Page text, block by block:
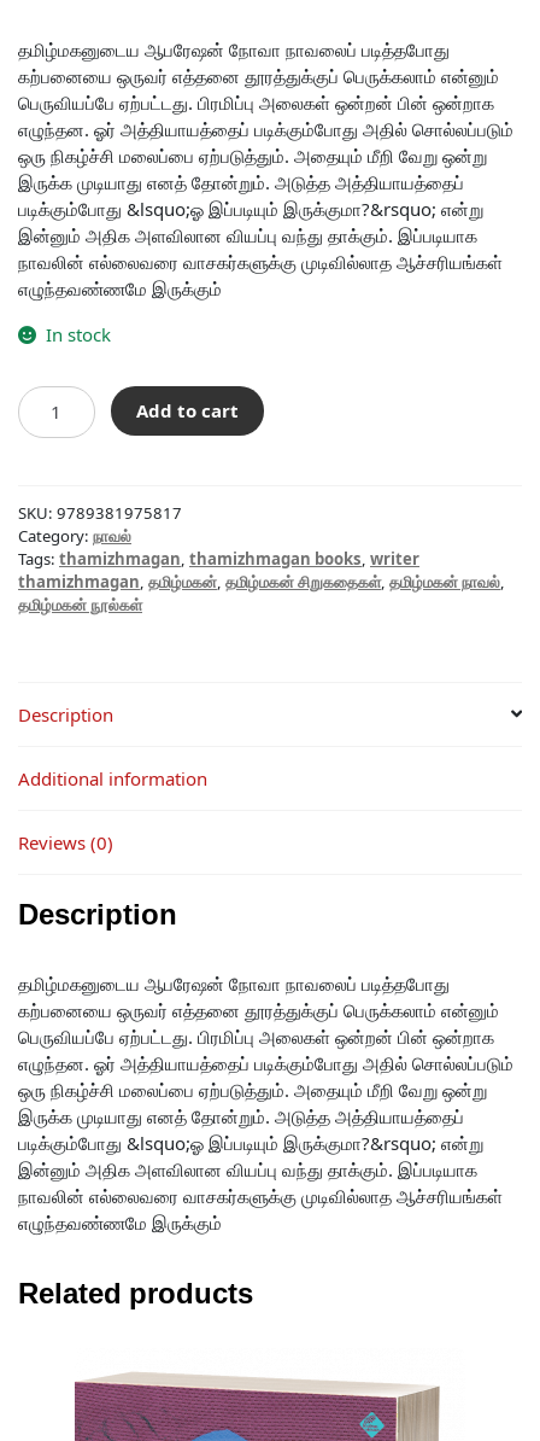
was:
₹150.00.
is:
₹135.00.
தமிழ்மகனுடைய ஆபரேஷன் நோவா நாவலைப் படித்தபோது
கற்பனையை ஒருவர் எத்தனை தூரத்துக்குப் பெருக்கலாம் என்னும்
பெருவியப்பே ஏற்பட்டது. பிரமிப்பு அலைகள் ஒன்றன் பின் ஒன்றாக
எழுந்தன. ஓர் அத்தியாயத்தைப் படிக்கும்போது அதில் சொல்லப்படும்
ஒரு நிகழ்ச்சி மலைப்பை ஏற்படுத்தும். அதையும் மீறி வேறு ஒன்று
இருக்க முடியாது எனத் தோன்றும். அடுத்த அத்தியாயத்தைப்
படிக்கும்போது &lsquo;ஓ இப்படியும் இருக்குமா?&rsquo; என்று
இன்னும் அதிக அளவிலான வியப்பு வந்து தாக்கும். இப்படியாக
நாவலின் எல்லைவரை வாசகர்களுக்கு முடிவில்லாத ஆச்சரியங்கள்
எழுந்தவண்ணமே இருக்கும்
In stock
ஆபரேஷன்
நோவா
Add to cart
SKU: 9789381975817
Category: நாவல்
Tags: thamizhmagan, thamizhmagan books, writer
thamizhmagan, தமிழ்மகன், தமிழ்மகன் சிறுகதைகள், தமிழ்மகன் நாவல்,
தமிழ்மகன் நூல்கள்
Description
Additional information
Reviews (0)
Description
தமிழ்மகனுடைய ஆபரேஷன் நோவா நாவலைப் படித்தபோது
கற்பனையை ஒருவர் எத்தனை தூரத்துக்குப் பெருக்கலாம் என்னும்
பெருவியப்பே ஏற்பட்டது. பிரமிப்பு அலைகள் ஒன்றன் பின் ஒன்றாக
எழுந்தன. ஓர் அத்தியாயத்தைப் படிக்கும்போது அதில் சொல்லப்படும்
ஒரு நிகழ்ச்சி மலைப்பை ஏற்படுத்தும். அதையும் மீறி வேறு ஒன்று
இருக்க முடியாது எனத் தோன்றும். அடுத்த அத்தியாயத்தைப்
படிக்கும்போது &lsquo;ஓ இப்படியும் இருக்குமா?&rsquo; என்று
இன்னும் அதிக அளவிலான வியப்பு வந்து தாக்கும். இப்படியாக
நாவலின் எல்லைவரை வாசகர்களுக்கு முடிவில்லாத ஆச்சரியங்கள்
எழுந்தவண்ணமே இருக்கும்
Related products